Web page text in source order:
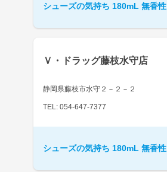
シューズの気持ち 180mL 無香性
Ｖ・ドラッグ藤枝水守店
静岡県藤枝市水守２－２－２
TEL: 054-647-7377
シューズの気持ち 180mL 無香性